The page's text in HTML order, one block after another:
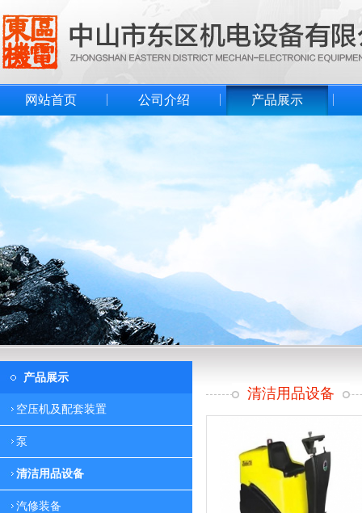
网站首页 公司介绍 产品展示
产品展示
空压机及配套装置
泵
清洁用品设备
汽修装备
清洁用品设备